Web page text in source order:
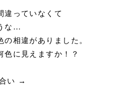
違っていなくて
な…
相違がありました。
色に見えますか！？
い →